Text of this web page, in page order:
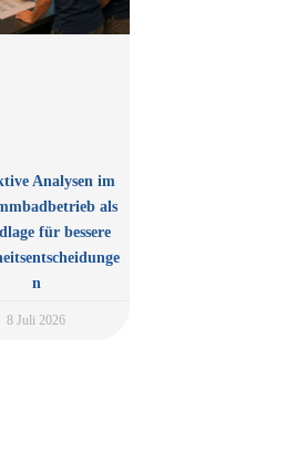
Analysen im
als
für bessere
n
8 Juli 2026